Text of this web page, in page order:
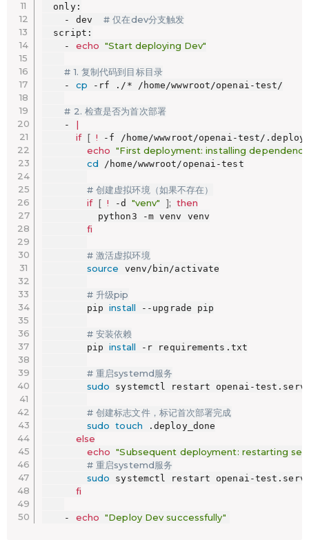
  only:
    - dev
# 仅在dev分支触发
  script:
    -
echo "Start deploying Dev"
# 1. 复制代码到目标目录
    -
cp -rf ./* /home/wwwroot/openai-test/
# 2. 检查是否为首次部署
    -
|
if [ ! -f /home/wwwroot/openai-test/
echo "First deployment: installing
cd /home/wwwroot/openai-test
# 创建虚拟环境（如果不存在）
if [ ! -d "venv" ]; then
          python3 -m venv venv
fi
# 激活虚拟环境
source venv/bin/activate
# 升级pip
        pip
install --upgrade pip
# 安装依赖
        pip
install -r requirements.txt
# 重启systemd服务
sudo systemctl restart openai-
# 创建标志文件，标记首次部署完成
sudo touch .deploy_done
else
echo "Subsequent deployment: restarting
# 重启systemd服务
sudo systemctl restart openai-
fi
    -
echo "Deploy Dev successfully"